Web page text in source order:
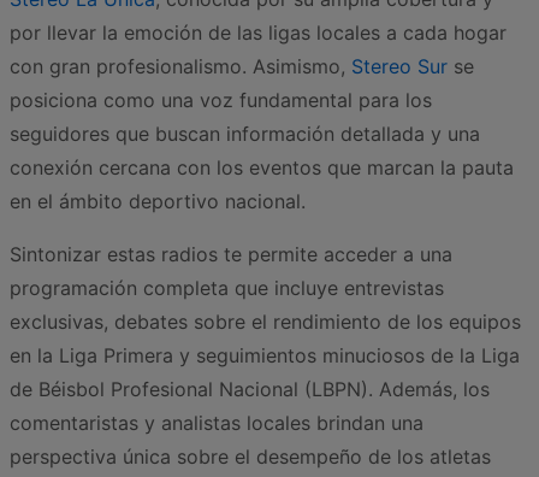
por llevar la emoción de las ligas locales a cada hogar
con gran profesionalismo. Asimismo, Stereo Sur se
posiciona como una voz fundamental para los
seguidores que buscan información detallada y una
conexión cercana con los eventos que marcan la pauta
en el ámbito deportivo nacional.
Sintonizar estas radios te permite acceder a una
programación completa que incluye entrevistas
exclusivas, debates sobre el rendimiento de los equipos
en la Liga Primera y seguimientos minuciosos de la Liga
de Béisbol Profesional Nacional (LBPN). Además, los
comentaristas y analistas locales brindan una
perspectiva única sobre el desempeño de los atletas